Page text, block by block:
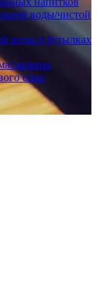
воды/чистой
воды в бутылках
вина
сока/